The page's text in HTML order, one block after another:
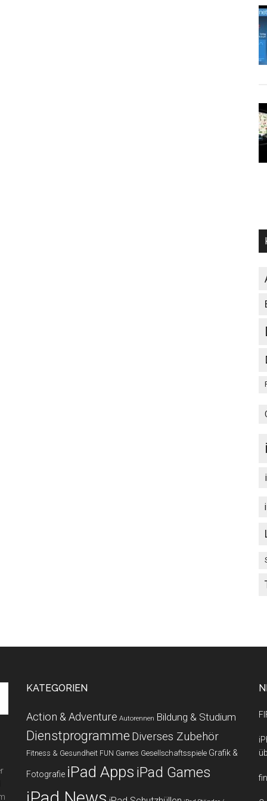
KATEGORIEN
Action & Adventure Autorennen Bildung & Studium
Dienstprogramme Diverses Zubehör
Fitness & Gesundheit FUN Games Gesellschaftsspiele Grafik &
Fotografie iPad Apps iPad Games